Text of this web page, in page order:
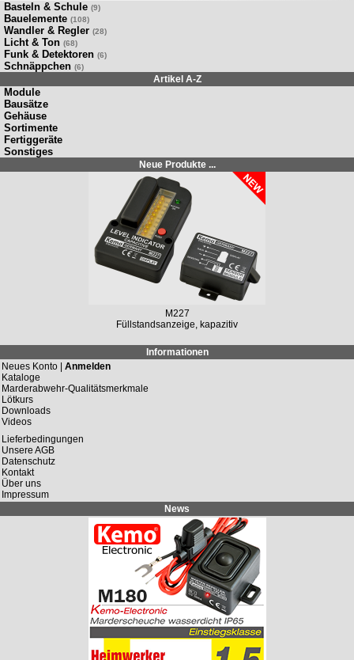
Basteln & Schule (9)
Bauelemente (108)
Wandler & Regler (28)
Licht & Ton (68)
Funk & Detektoren (6)
Schnäppchen (6)
Artikel A-Z
Module
Bausätze
Gehäuse
Sortimente
Fertiggeräte
Sonstiges
Neue Produkte ...
M227
Füllstandsanzeige, kapazitiv
Informationen
Neues Konto | Anmelden
Kataloge
Marderabwehr-Qualitätsmerkmale
Lötkurs
Downloads
Videos
Lieferbedingungen
Unsere AGB
Datenschutz
Kontakt
Über uns
Impressum
News